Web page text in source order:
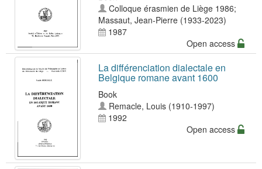
Colloque érasmien de Liège 1986;
Massaut, Jean-Pierre (1933-2023)
1987
Open access
La différenciation dialectale en
Belgique romane avant 1600
Book
Remacle, Louis (1910-1997)
1992
Open access